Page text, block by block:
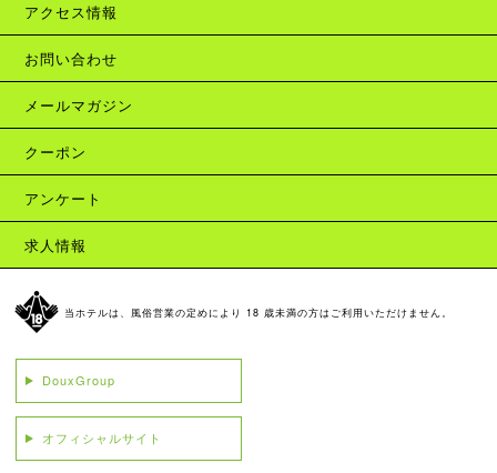
アクセス情報
お問い合わせ
メールマガジン
クーポン
アンケート
求人情報
当ホテルは、風俗営業の定めにより 18 歳未満の方はご利用いただけません。
DouxGroup
オフィシャルサイト